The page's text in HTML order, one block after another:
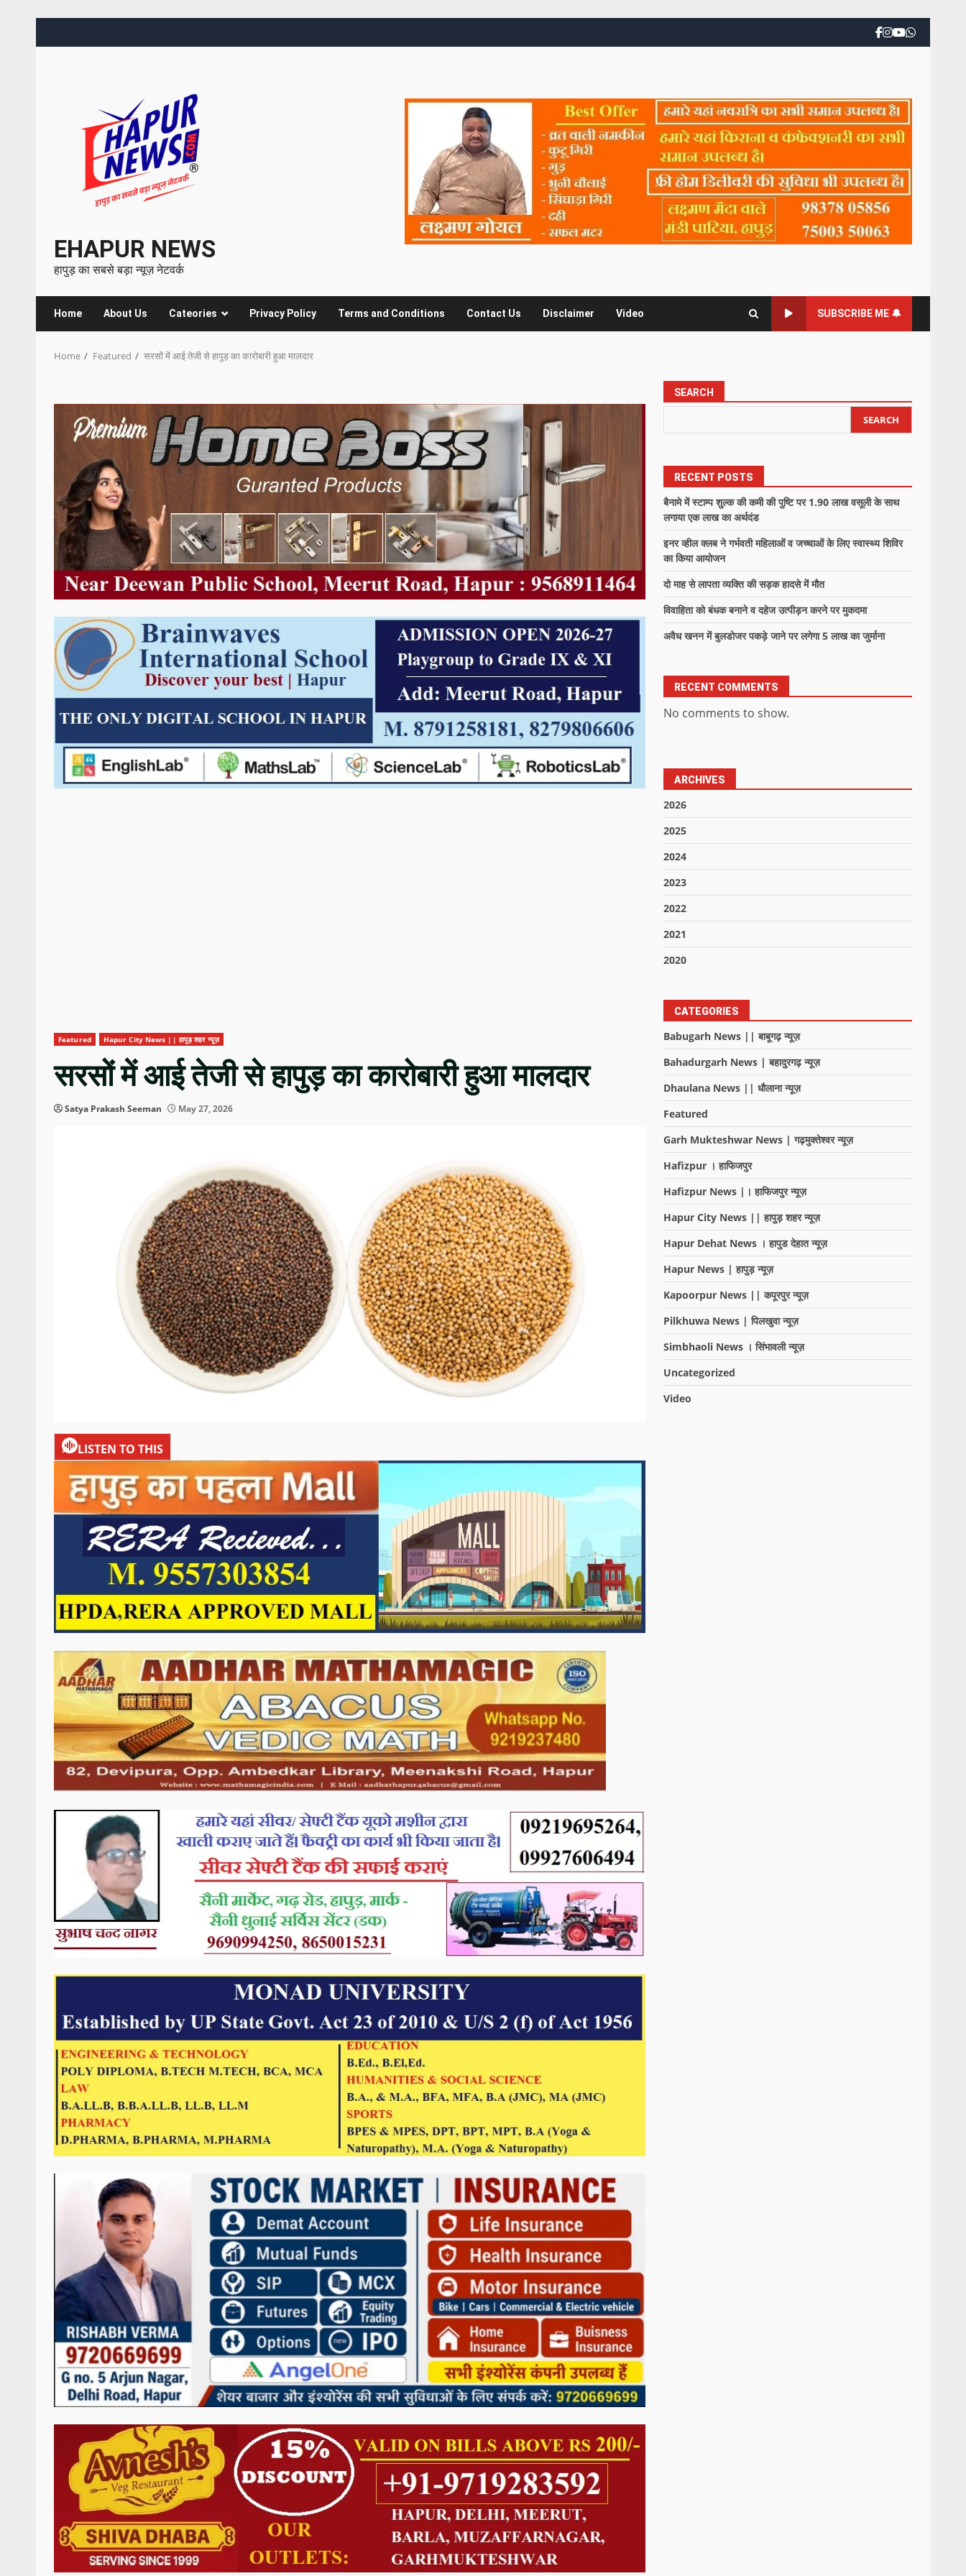
EHAPUR NEWS
हापुड़ का सबसे बड़ा न्यूज़ नेटवर्क
Home About Us Cateories Privacy Policy Terms and Conditions Contact Us Disclaimer Video SUBSCRIBE ME 🔔
Home Featured सरसों में आई तेजी से हापुड़ का कारोबारी हुआ मालदार
Featured Hapur City News || हापुड़ शहर न्यूज़
सरसों में आई तेजी से हापुड़ का कारोबारी हुआ मालदार
Satya Prakash Seeman May 27, 2026
LISTEN TO THIS
SEARCH
SEARCH
RECENT POSTS
बैनामे में स्टाम्प शुल्क की कमी की पुष्टि पर 1.90 लाख वसूली के साथ
लगाया एक लाख का अर्थदंड
इनर व्हील क्लब ने गर्भवती महिलाओं व जच्चाओं के लिए स्वास्थ्य शिविर
का किया आयोजन
दो माह से लापता व्यक्ति की सड़क हादसे में मौत
विवाहिता को बंधक बनाने व दहेज उत्पीड़न करने पर मुकदमा
अवैध खनन में बुलडोजर पकड़े जाने पर लगेगा 5 लाख का जुर्माना
RECENT COMMENTS
No comments to show.
ARCHIVES
2026
2025
2024
2023
2022
2021
2020
CATEGORIES
Babugarh News || बाबूगढ़ न्यूज़
Bahadurgarh News | बहादुरगढ़ न्यूज़
Dhaulana News || धौलाना न्यूज़
Featured
Garh Mukteshwar News | गढ़मुक्तेश्वर न्यूज़
Hafizpur । हाफिजपुर
Hafizpur News |। हाफिजपुर न्यूज़
Hapur City News || हापुड़ शहर न्यूज़
Hapur Dehat News । हापुड देहात न्यूज़
Hapur News | हापुड़ न्यूज़
Kapoorpur News || कपूरपुर न्यूज़
Pilkhuwa News | पिलखुवा न्यूज़
Simbhaoli News । सिंभावली न्यूज़
Uncategorized
Video